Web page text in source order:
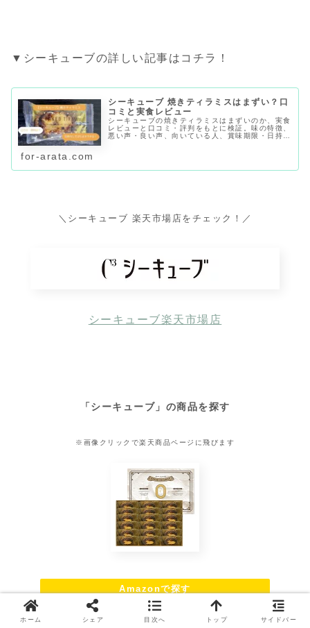
▼シーキューブの詳しい記事はコチラ！
シーキューブ 焼きティラミスはまずい？口
コミと実食レビュー
シーキューブの焼きティラミスはまずいのか、実食
レビューと口コミ・評判をもとに検証。味の特徴、
悪い声・良い声、向いている人、賞味期限・日持
for-arata.com
＼シーキューブ 楽天市場店をチェック！／
シーキューブ楽天市場店
「 シーキューブ 」の商品を探す
※画像クリックで楽天商品ページに飛びます
Amazonで探す
ホーム シェア 目次へ トップ サイドバー